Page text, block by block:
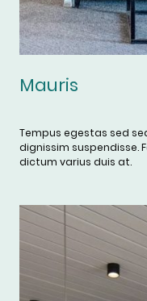
Mauris
Tempus egestas sed
dignissim suspendisse.
dictum varius duis at.